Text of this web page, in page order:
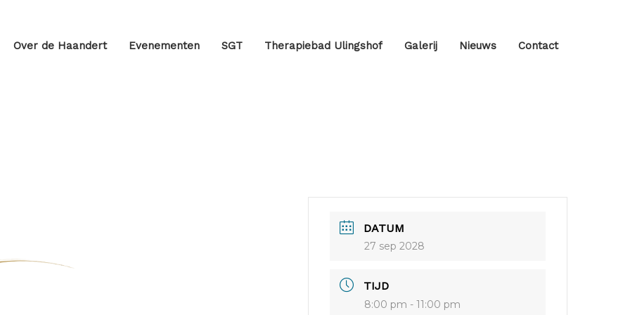
Over de Haandert Evenementen SGT Therapiebad Ulingshof Galerij Nieuws Contact
DATUM
27 sep 2028
TIJD
8:00 pm - 11:00 pm